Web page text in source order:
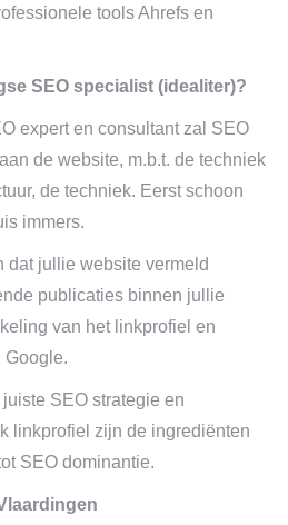
tools Ahrefs en
SEO specialist (idealiter)?
expert en consultant zal SEO
de website, m.b.t. de techniek
de techniek. Eerst schoon
immers.
dat jullie website vermeld
publicaties binnen jullie
van het linkprofiel en
Google.
SEO strategie en
linkprofiel zijn de ingrediënten
SEO dominantie.